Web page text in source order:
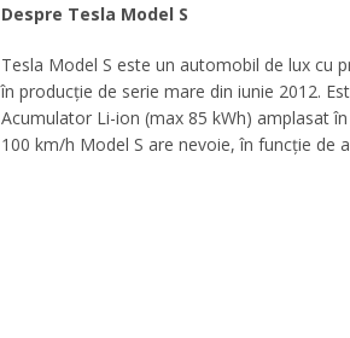
Despre Tesla Model S
Tesla Model S este un automobil de lux cu
în producție de serie mare din iunie 2012.
Acumulator Li-ion (max 85 kWh) amplasat
100 km/h Model S are nevoie, în funcție de